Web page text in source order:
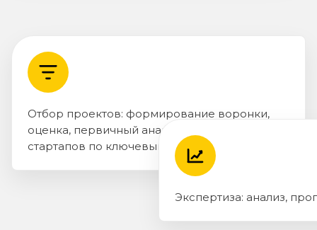
Отбор проектов: формирование воронки,
оценка, первичный анализ и приоритизация
стартапов по ключевым критериям.
Экспертиза: анализ,